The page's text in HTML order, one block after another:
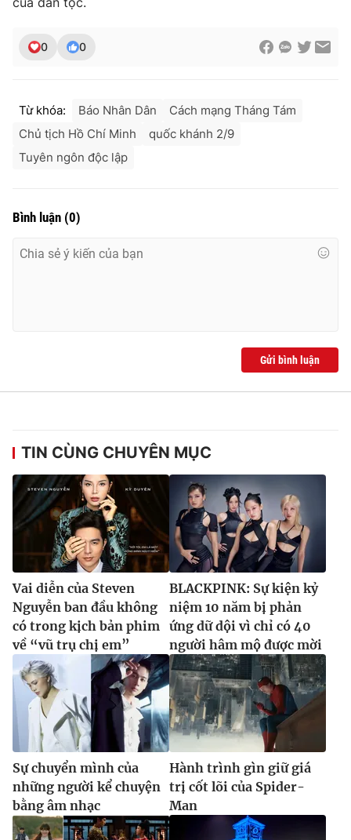
0 0
Từ khóa: Báo Nhân Dân
Cách mạng Tháng Tám
Chủ tịch Hồ Chí Minh
quốc khánh 2/9
Tuyên ngôn độc lập
Bình luận (0)
Gửi bình luận
TIN CÙNG CHUYÊN MỤC
Vai diễn của Steven
Nguyễn ban đầu không
có trong kịch bản phim
về “vũ trụ chị em”
BLACKPINK: Sự kiện kỷ
niệm 10 năm bị phản
ứng dữ dội vì chỉ có 40
người hâm mộ được mời
Sự chuyển mình của
những người kể chuyện
bằng âm nhạc
Hành trình gìn giữ giá
trị cốt lõi của Spider-
Man